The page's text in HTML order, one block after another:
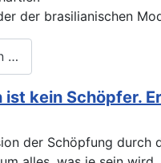
der brasilianischen
…
ist kein Schöpfer.
der Schöpfung durch